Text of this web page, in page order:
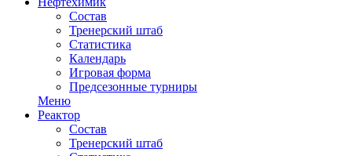
Состав
Тренерский штаб
Статистика
Календарь
Игровая форма
Предсезонные турниры
Меню
Реактор
Состав
Тренерский штаб